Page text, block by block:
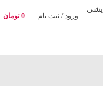
ورود / ثبت نام 0 تومان